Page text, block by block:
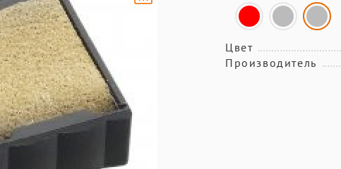
Цвет
Производитель